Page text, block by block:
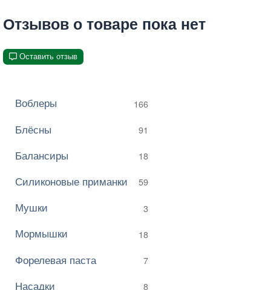
Отзывов о товаре пока нет
Оставить отзыв
Воблеры 166
Блёсны 91
Балансиры 18
Силиконовые приманки 59
Мушки 3
Мормышки 18
Форелевая паста 7
Насадки 8